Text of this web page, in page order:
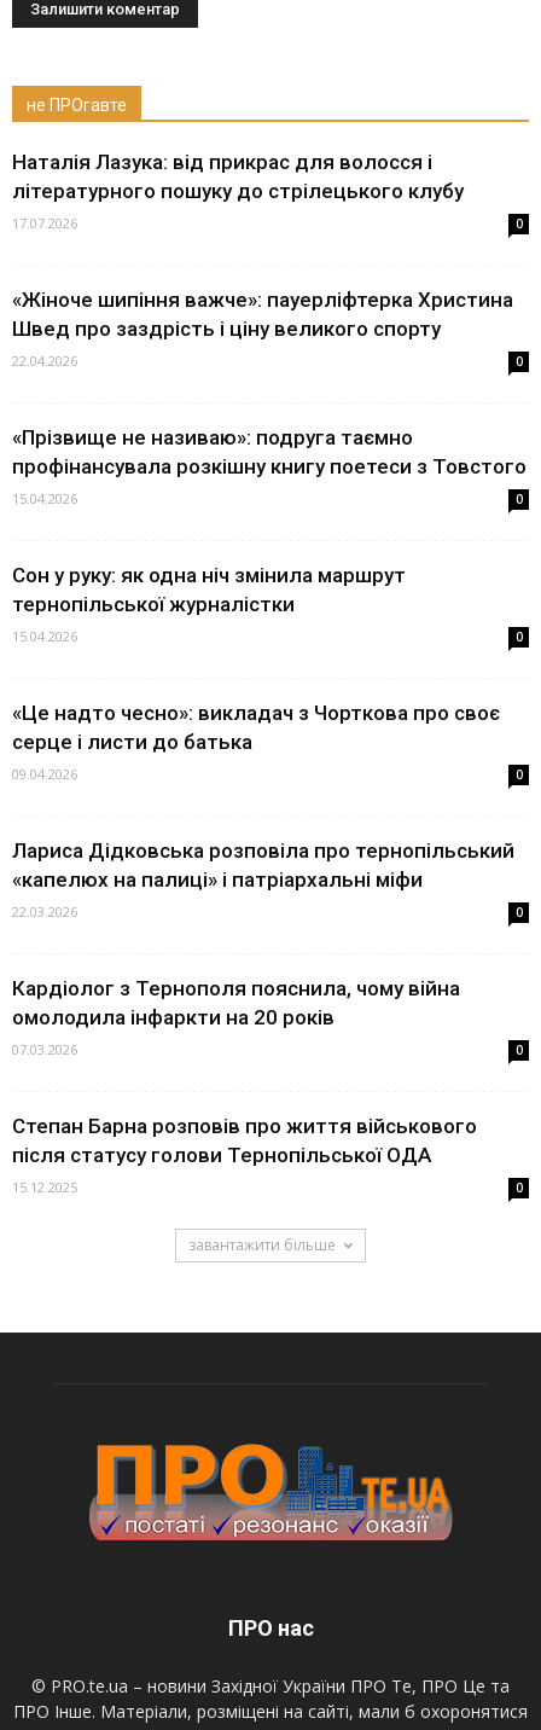
не ПРОгавте
Наталія Лазука: від прикрас для волосся і
літературного пошуку до стрілецького клубу
17.07.2026 0
«Жіноче шипіння важче»: пауерліфтерка Христина
Швед про заздрість і ціну великого спорту
22.04.2026 0
«Прізвище не називаю»: подруга таємно
профінансувала розкішну книгу поетеси з Товстого
15.04.2026 0
Сон у руку: як одна ніч змінила маршрут
тернопільської журналістки
15.04.2026 0
«Це надто чесно»: викладач з Чорткова про своє
серце і листи до батька
09.04.2026 0
Лариса Дідковська розповіла про тернопільський
«капелюх на палиці» і патріархальні міфи
22.03.2026 0
Кардіолог з Тернополя пояснила, чому війна
омолодила інфаркти на 20 років
07.03.2026 0
Степан Барна розповів про життя військового
після статусу голови Тернопільської ОДА
15.12.2025 0
завантажити більше
ПРО нас
© PRO.te.ua – новини Західної України ПРО Те, ПРО Це та
ПРО Інше. Матеріали, розміщені на сайті, мали б охоронятися